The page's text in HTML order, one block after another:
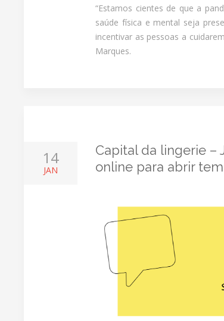
“Estamos cientes de que a
saúde física e mental seja
incentivar as pessoas a
Marques.
14
JAN
Capital da lingerie –
online para abrir